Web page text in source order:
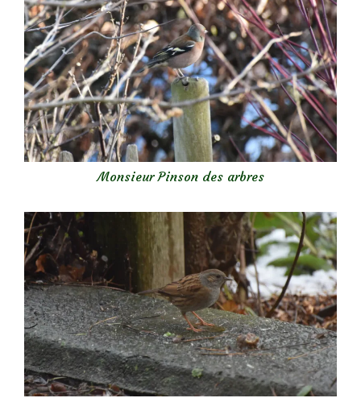
Monsieur Pinson des arbres